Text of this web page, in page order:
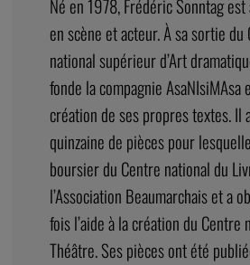
Né en 1978, Frédéric Sonntag
en scène et acteur. À sa sortie
national supérieur d’Art
fonde la compagnie AsaNIsiMAsa
création de ses propres textes. Il
quinzaine de pièces pour
boursier du Centre national du
l’Association Beaumarchais et a
fois l’aide à la création du Centre
Théâtre. Ses pièces ont été